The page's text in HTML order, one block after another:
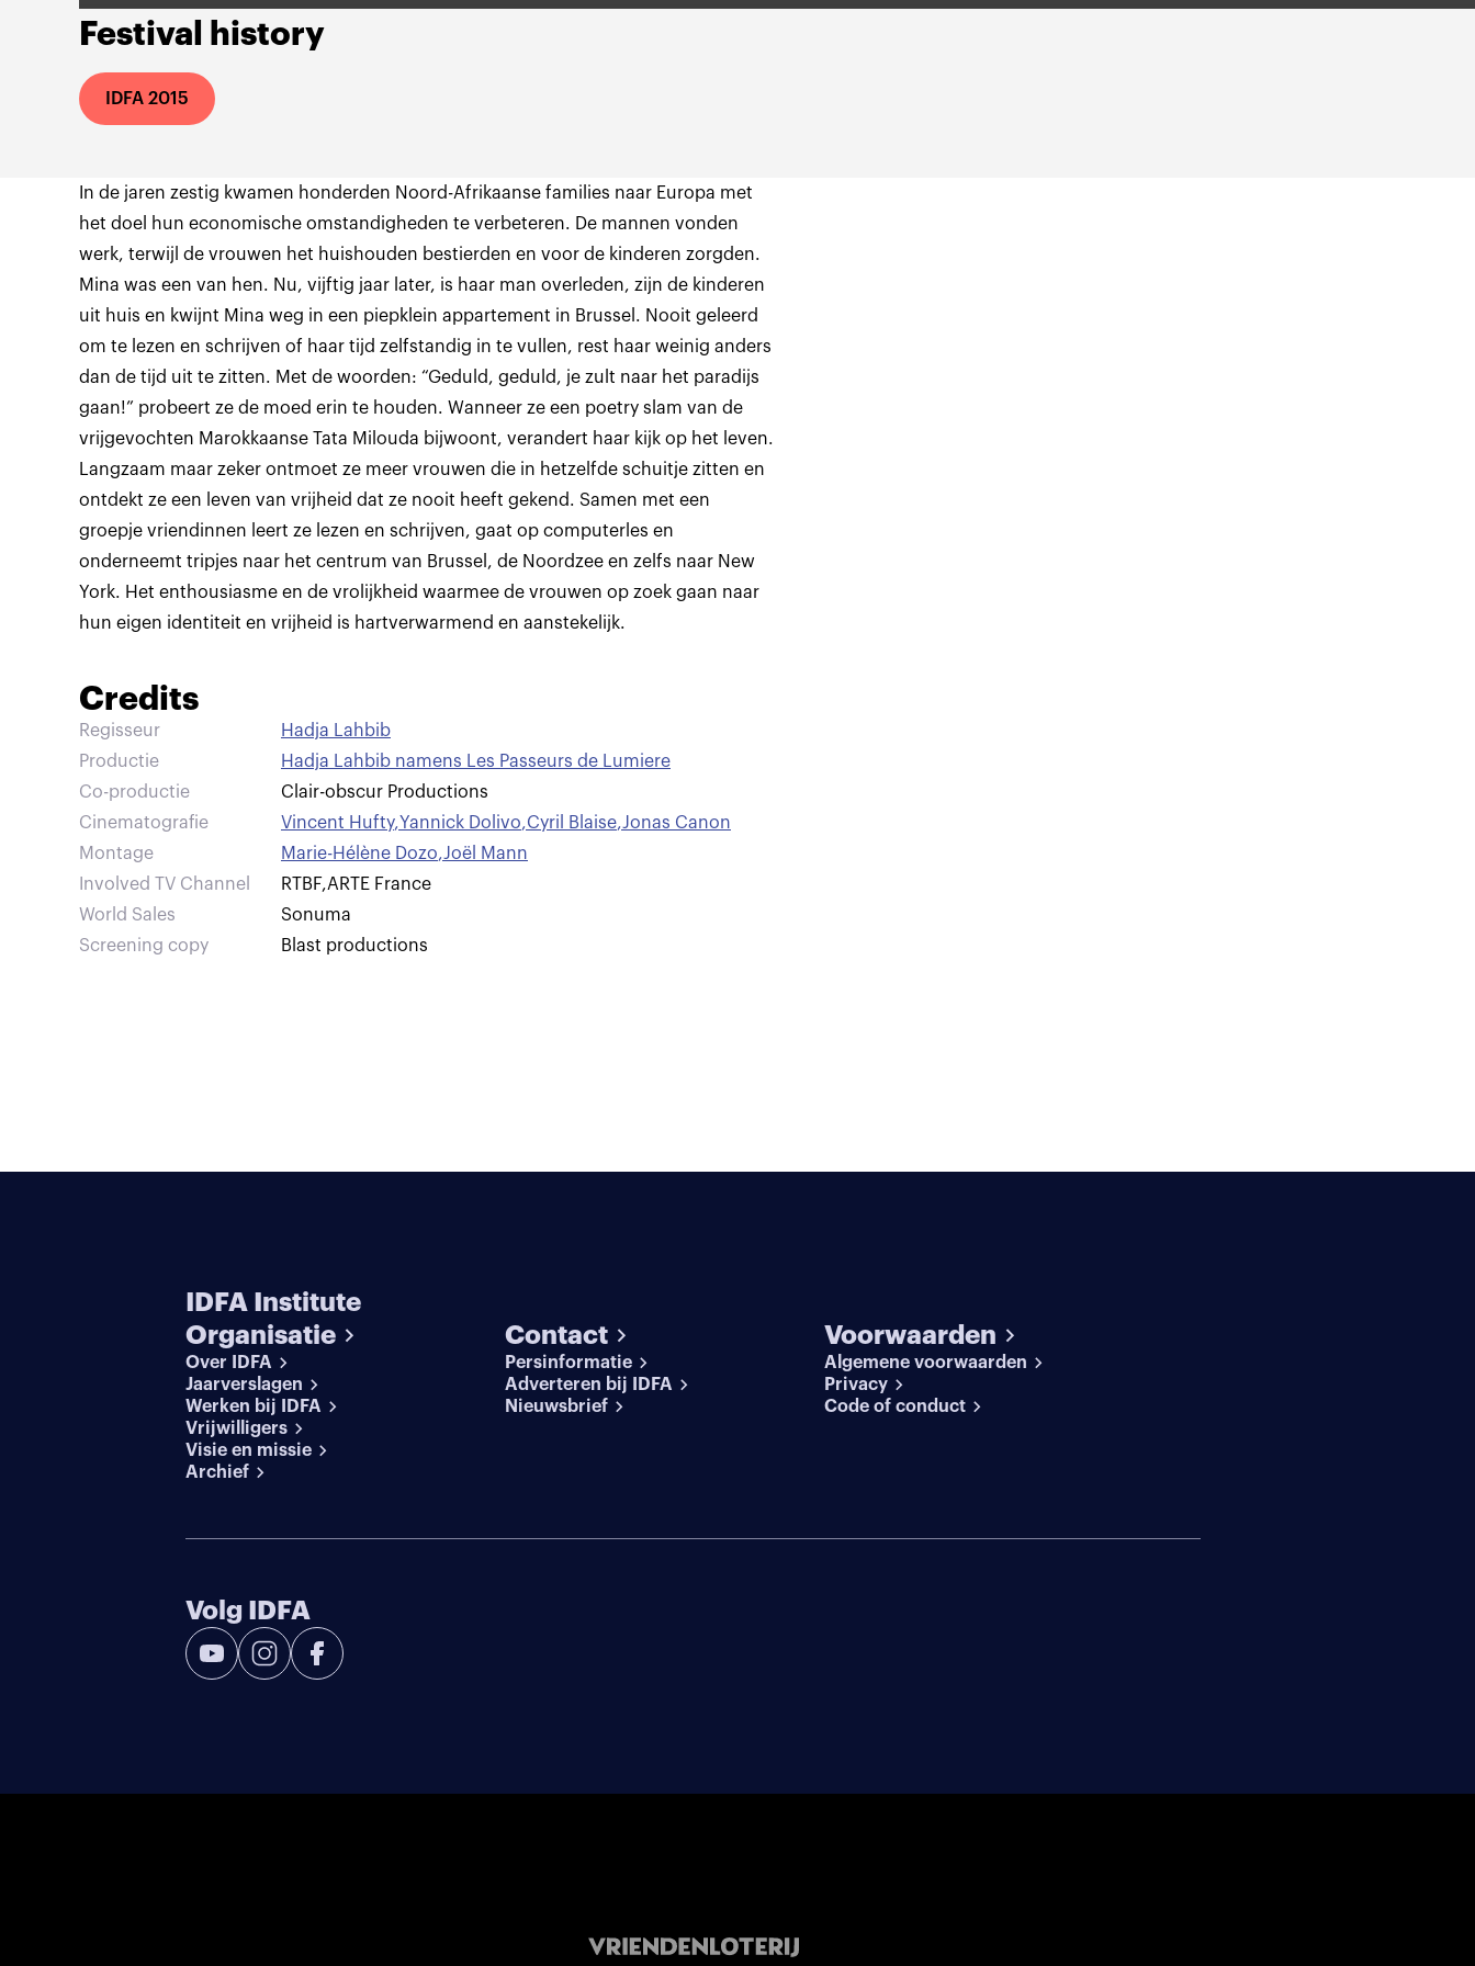
Festival history
IDFA 2015
In de jaren zestig kwamen honderden Noord-Afrikaanse families naar Europa met
het doel hun economische omstandigheden te verbeteren. De mannen vonden
werk, terwijl de vrouwen het huishouden bestierden en voor de kinderen zorgden.
Mina was een van hen. Nu, vijftig jaar later, is haar man overleden, zijn de kinderen
uit huis en kwijnt Mina weg in een piepklein appartement in Brussel. Nooit geleerd
om te lezen en schrijven of haar tijd zelfstandig in te vullen, rest haar weinig anders
dan de tijd uit te zitten. Met de woorden: “Geduld, geduld, je zult naar het paradijs
gaan!” probeert ze de moed erin te houden. Wanneer ze een poetry slam van de
vrijgevochten Marokkaanse Tata Milouda bijwoont, verandert haar kijk op het leven.
Langzaam maar zeker ontmoet ze meer vrouwen die in hetzelfde schuitje zitten en
ontdekt ze een leven van vrijheid dat ze nooit heeft gekend. Samen met een
groepje vriendinnen leert ze lezen en schrijven, gaat op computerles en
onderneemt tripjes naar het centrum van Brussel, de Noordzee en zelfs naar New
York. Het enthousiasme en de vrolijkheid waarmee de vrouwen op zoek gaan naar
hun eigen identiteit en vrijheid is hartverwarmend en aanstekelijk.
Credits
Regisseur
Hadja Lahbib
Productie
Hadja Lahbib namens Les Passeurs de Lumiere
Co-productie
Clair-obscur Productions
Cinematografie
Vincent Hufty,Yannick Dolivo,Cyril Blaise,Jonas Canon
Montage
Marie-Hélène Dozo,Joël Mann
Involved TV Channel
RTBF,ARTE France
World Sales
Sonuma
Screening copy
Blast productions
IDFA Institute
Organisatie
Over IDFA
Jaarverslagen
Werken bij IDFA
Vrijwilligers
Visie en missie
Archief
Contact
Persinformatie
Adverteren bij IDFA
Nieuwsbrief
Voorwaarden
Algemene voorwaarden
Privacy
Code of conduct
Volg IDFA